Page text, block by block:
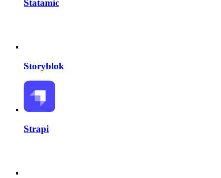
Statamic
Storyblok
Strapi